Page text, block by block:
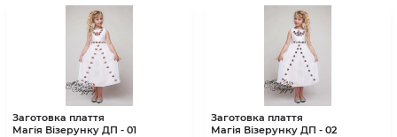
Заготовка плаття
Магія Візерунку ДП - 01
Заготовка плаття
Магія Візерунку ДП - 02